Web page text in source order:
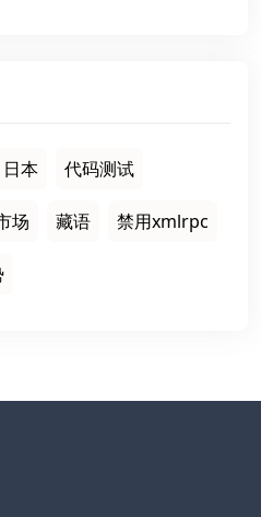
日本 代码测试
场 藏语 禁用xmlrpc